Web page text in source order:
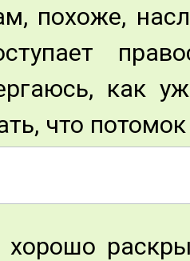
похоже,
как
что потомок
хорошо